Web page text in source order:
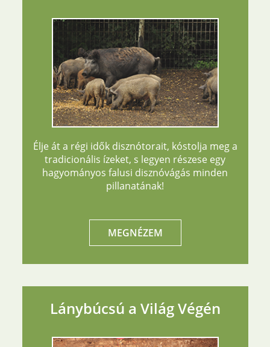
Élje át a régi idők disznótorait, kóstolja meg a
tradicionális ízeket, s legyen részese egy
hagyományos falusi disznóvágás minden
pillanatának!
MEGNÉZEM
Lánybúcsú a Világ Végén